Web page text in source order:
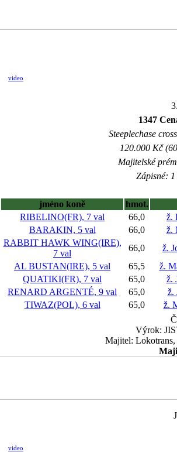
video
1347
Steeplechase
120.000 Kč
Majitelské
Zápisné:
jméno koně
hmot.
RIBELINO(FR), 7 val 66,0
ž.
BARAKIN, 5 val 66,0
ž.
RABBIT HAWK WING(IRE),
7 val
66,0
ž.
AL BUSTAN(IRE), 5 val 65,5
ž.
QUATIKI(FR), 7 val 65,0
ž.
RENARD ARGENTÉ, 9 val 65,0
ž.
TIWAZ(POL), 6 val 65,0
ž.
Výrok:
Majitel:
video